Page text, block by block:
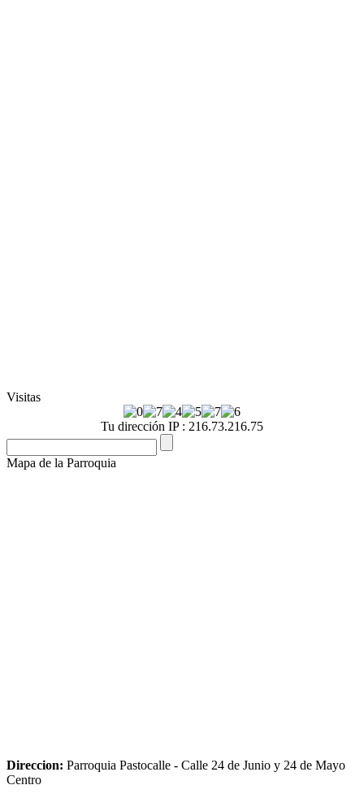
Visitas
Tu dirección IP : 216.73.216.75
Mapa de la Parroquia
Direccion: Parroquia Pastocalle - Calle 24 de Junio y 24 de Mayo
Centro